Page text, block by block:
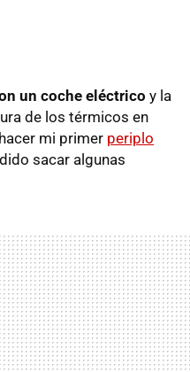
un coche eléctrico y la
de los térmicos en
mi primer periplo
sacar algunas